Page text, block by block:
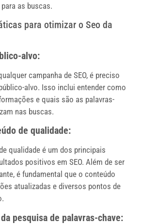
as buscas.
para otimizar o Seo da
alvo:
campanha de SEO, é preciso
alvo. Isso inclui entender como
e quais são as palavras-
nas buscas.
de qualidade:
qualidade é um dos principais
positivos em SEO. Além de ser
é fundamental que o conteúdo
atualizadas e diversos pontos de
pesquisa de palavras-chave: